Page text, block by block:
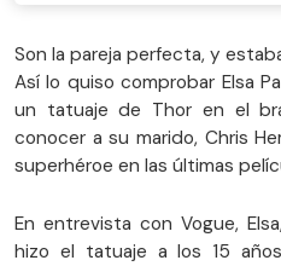
Son la pareja perfecta, y
Así lo quiso comprobar Elsa
un tatuaje de Thor en el
conocer a su marido, Chris
superhéroe en las últimas
En entrevista con Vogue,
hizo el tatuaje a los 15